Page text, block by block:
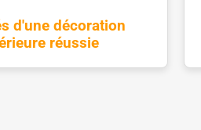
d'une décoration
réussie